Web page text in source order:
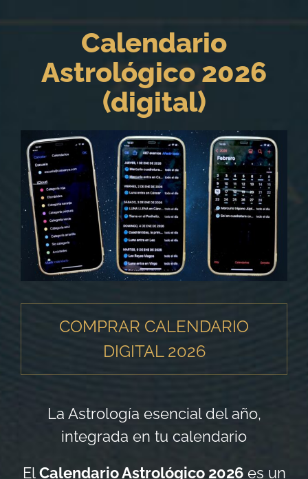
Calendario
Astrológico 2026
(digital)
COMPRAR CALENDARIO
DIGITAL 2026
La Astrología esencial del año,
integrada en tu calendario
ElCalendario Astrológico 2026es un